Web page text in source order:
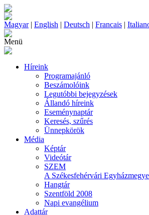
Magyar| English | Deutsch | Francais |
Menü
Híreink
Programajánló
Beszámolóink
Legutóbbi bejegyzések
Állandó híreink
Eseménynaptár
Keresés, szűrés
Ünnepkörök
Média
Képtár
Videótár
SZEM
A Székesfehérvári
Hangtár
Szentföld 2008
Napi evangélium
Adattár